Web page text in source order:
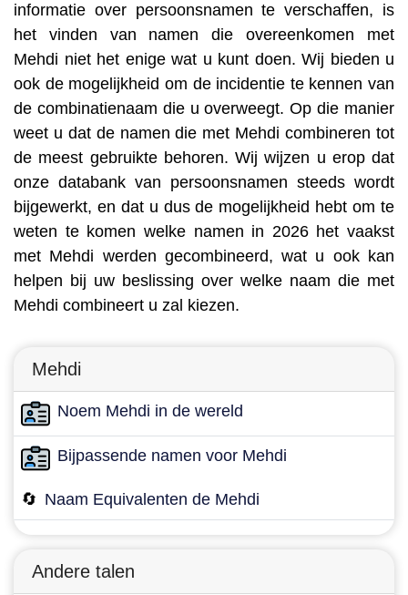
informatie over persoonsnamen te verschaffen, is
het vinden van namen die overeenkomen met
Mehdi niet het enige wat u kunt doen. Wij bieden u
ook de mogelijkheid om de incidentie te kennen van
de combinatienaam die u overweegt. Op die manier
weet u dat de namen die met Mehdi combineren tot
de meest gebruikte behoren. Wij wijzen u erop dat
onze databank van persoonsnamen steeds wordt
bijgewerkt, en dat u dus de mogelijkheid hebt om te
weten te komen welke namen in 2026 het vaakst
met Mehdi werden gecombineerd, wat u ook kan
helpen bij uw beslissing over welke naam die met
Mehdi combineert u zal kiezen.
Mehdi
Noem Mehdi in de wereld
Bijpassende namen voor Mehdi
🔄 Naam Equivalenten de Mehdi
Andere talen